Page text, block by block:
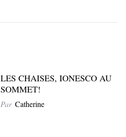
LES CHAISES, IONESCO AU
SOMMET!
Par Catherine